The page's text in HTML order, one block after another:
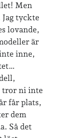
ikea
skor
te
Men
tyckte
lovande,
är
inne,
tror ni inte
får plats,
dem
Så det